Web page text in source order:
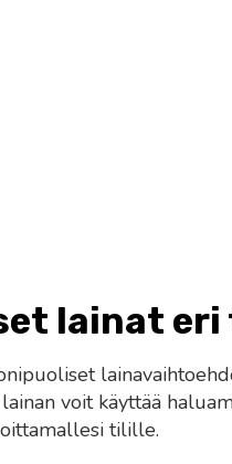
lainat
voit käyttää
tilille.